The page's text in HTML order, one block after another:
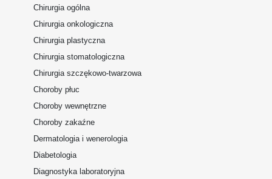
Chirurgia ogólna
Chirurgia onkologiczna
Chirurgia plastyczna
Chirurgia stomatologiczna
Chirurgia szczękowo-twarzowa
Choroby płuc
Choroby wewnętrzne
Choroby zakaźne
Dermatologia i wenerologia
Diabetologia
Diagnostyka laboratoryjna